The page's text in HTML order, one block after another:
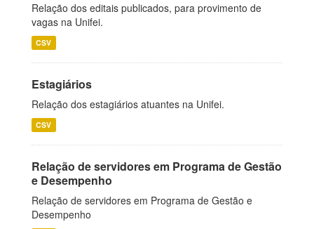
Relação dos editais publicados, para provimento de
vagas na Unifei.
CSV
Estagiários
Relação dos estagiários atuantes na Unifei.
CSV
Relação de servidores em Programa de Gestão
e Desempenho
Relação de servidores em Programa de Gestão e
Desempenho